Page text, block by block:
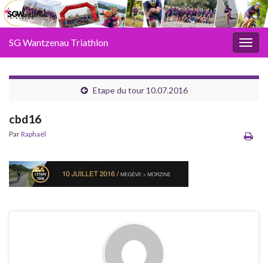
SG Wantzenau Triathlon
Etape du tour 10.07.2016
cbd16
ParRaphaël